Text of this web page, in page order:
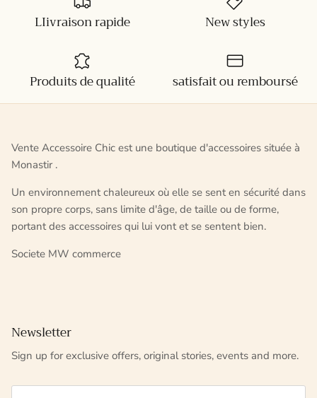
LIivraison rapide New styles
Produits de qualité satisfait ou remboursé
Vente Accessoire Chic est une boutique d'accessoires située à
Monastir .
Un environnement chaleureux où elle se sent en sécurité dans
son propre corps, sans limite d'âge, de taille ou de forme,
portant des accessoires qui lui vont et se sentent bien.
Societe MW commerce
Newsletter
Sign up for exclusive offers, original stories, events and more.